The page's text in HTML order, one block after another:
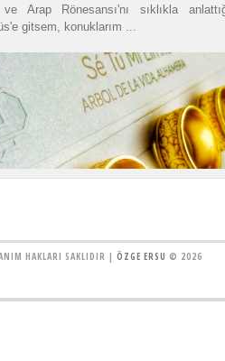
Arap Rönesansı'nı sıklıkla
gitsem, konuklarım ...
HAKLARI SAKLIDIR | ÖZGE ERSU © 2026